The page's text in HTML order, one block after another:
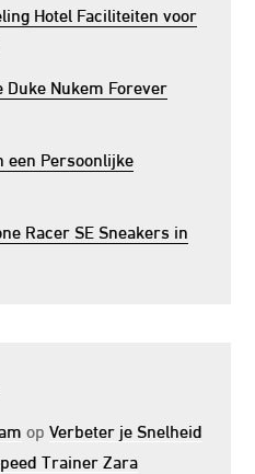
Hotel Faciliteiten voor
Nukem Forever
een Persoonlijke
Racer SE Sneakers in
opVerbeter je Snelheid
Trainer Zara